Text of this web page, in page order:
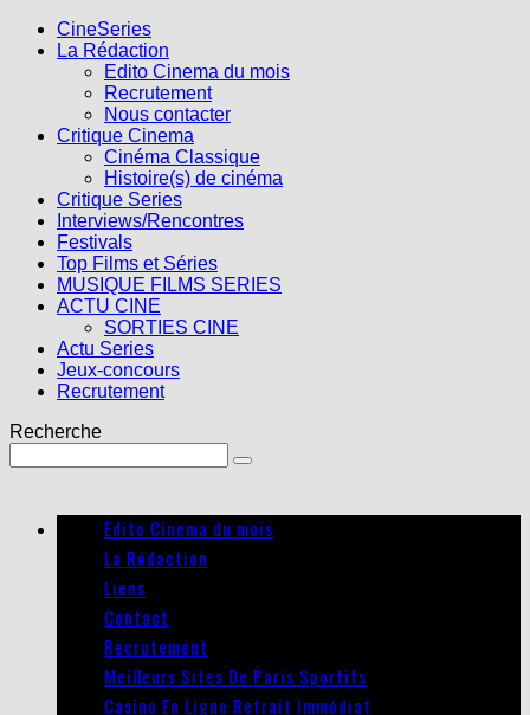
CineSeries
La Rédaction
Edito Cinema du mois
Recrutement
Nous contacter
Critique Cinema
Cinéma Classique
Histoire(s) de cinéma
Critique Series
Interviews/Rencontres
Festivals
Top Films et Séries
MUSIQUE FILMS SERIES
ACTU CINE
SORTIES CINE
Actu Series
Jeux-concours
Recrutement
Recherche
Edito Cinema du mois
La Rédaction
Liens
Contact
Recrutement
Meilleurs Sites De Paris Sportifs
Casino En Ligne Retrait Immédiat